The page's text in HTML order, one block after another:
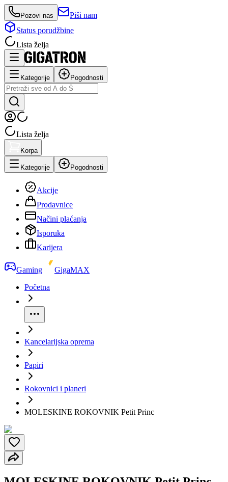
Pozovi nas
Piši nam
Status porudžbine
Lista želja
Kategorije Pogodnosti
Lista želja
Korpa
Kategorije Pogodnosti
Akcije
Prodavnice
Načini plaćanja
Isporuka
Karijera
Gaming
GigaMAX
Početna
Kancelarijska oprema
Papiri
Rokovnici i planeri
MOLESKINE ROKOVNIK Petit Princ